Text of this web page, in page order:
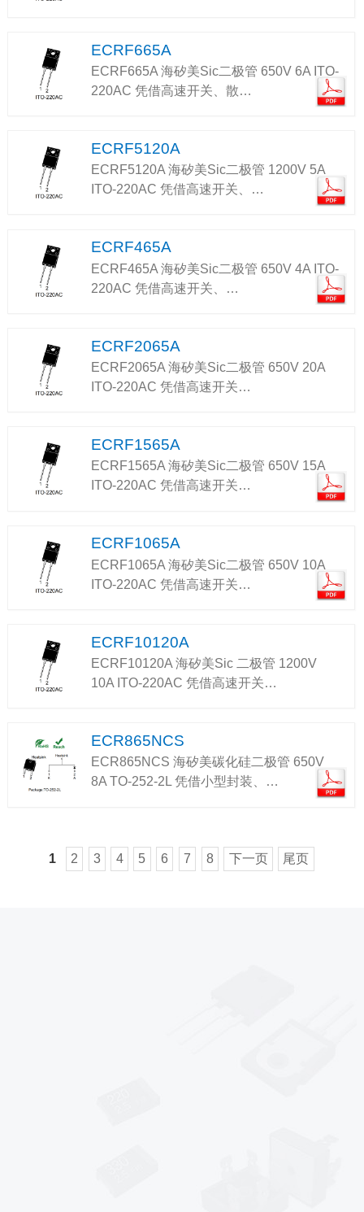
ECRF665A
ECRF665A 海矽美Sic二极管 650V 6A ITO-
220AC 凭借高速开关、散…
ECRF5120A
ECRF5120A 海矽美Sic二极管 1200V 5A
ITO-220AC 凭借高速开关、…
ECRF465A
ECRF465A 海矽美Sic二极管 650V 4A ITO-
220AC 凭借高速开关、…
ECRF2065A
ECRF2065A 海矽美Sic二极管 650V 20A
ITO-220AC 凭借高速开关…
ECRF1565A
ECRF1565A 海矽美Sic二极管 650V 15A
ITO-220AC 凭借高速开关…
ECRF1065A
ECRF1065A 海矽美Sic二极管 650V 10A
ITO-220AC 凭借高速开关…
ECRF10120A
ECRF10120A 海矽美Sic 二极管 1200V
10A ITO-220AC 凭借高速开关…
ECR865NCS
ECR865NCS 海矽美碳化硅二极管 650V
8A TO-252-2L 凭借小型封装、…
1 2 3 4 5 6 7 8 下一页 尾页